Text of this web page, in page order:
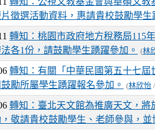
徵選活動資料，惠請貴校鼓勵學生
轉知：桃園市政府地方稅務局115
各1份，請鼓勵學生踴躍參加。
(林
轉知：有關「中華民國第五十七屆
勵所屬學生踴躍報名參加。
(林欣怡/
轉知：臺北天文館為推廣天文，將
，敬請貴校鼓勵學生、老師參與，並